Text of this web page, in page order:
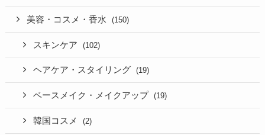
美容・コスメ・香水 (150)
スキンケア (102)
ヘアケア・スタイリング (19)
ベースメイク・メイクアップ (19)
韓国コスメ (2)